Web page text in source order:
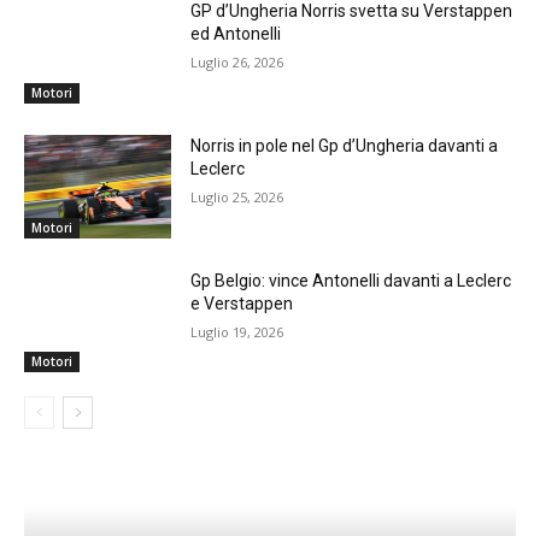
Motori
GP d’Ungheria Norris svetta su Verstappen
ed Antonelli
Luglio 26, 2026
Motori
Norris in pole nel Gp d’Ungheria davanti a
Leclerc
Luglio 25, 2026
Motori
Gp Belgio: vince Antonelli davanti a Leclerc
e Verstappen
Luglio 19, 2026